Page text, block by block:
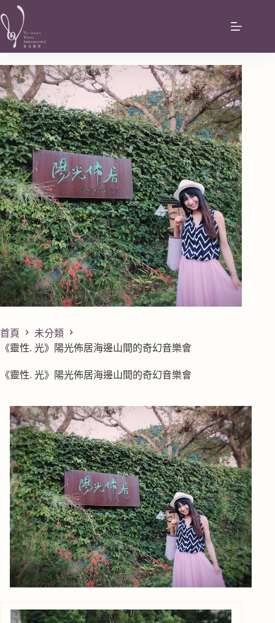
首頁
未分類
《靈性. 光》陽光佈居海邊山間的奇幻音樂會
《靈性. 光》陽光佈居海邊山間的奇幻音樂會